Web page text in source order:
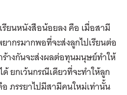
รียนหนังสือน้อยลง คือ เมื่อสามี
ากรมากพอที่จะส่งลูกไปเรียนต่อ
างกันจะส่งผลต่อทุนมนุษย์ทำให้
ยกเว้นกรณีเดียวที่จะทำให้ลูก
ภรรยาไปมีสามีคนใหม่เท่านั้น